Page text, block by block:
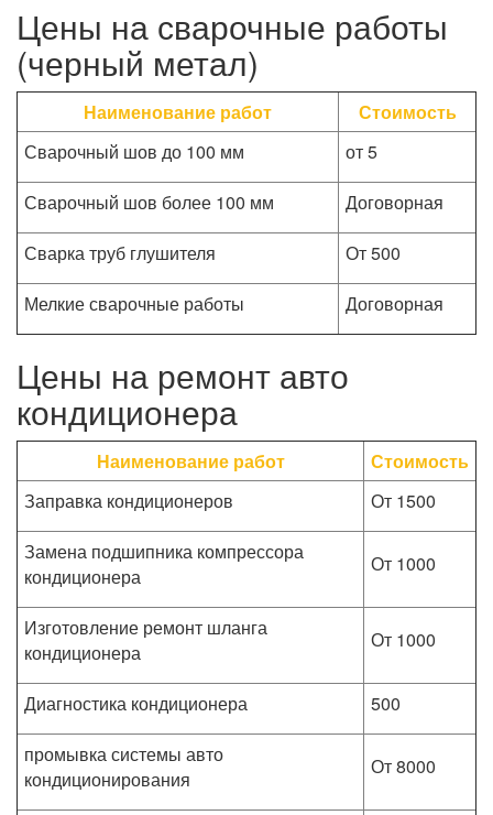
Цены на сварочные работы
(черный метал)
Наименование работ
Стоимость
Сварочный шов до 100 мм
от 5
Сварочный шов более 100 мм
Договорная
Сварка труб глушителя
От 500
Мелкие сварочные работы
Договорная
Цены на ремонт авто
кондиционера
Наименование работ
Стоимость
Заправка кондиционеров
От 1500
Замена подшипника компрессора
кондиционера
От 1000
Изготовление ремонт шланга
кондиционера
От 1000
Диагностика кондиционера
500
промывка системы авто
кондиционирования
От 8000